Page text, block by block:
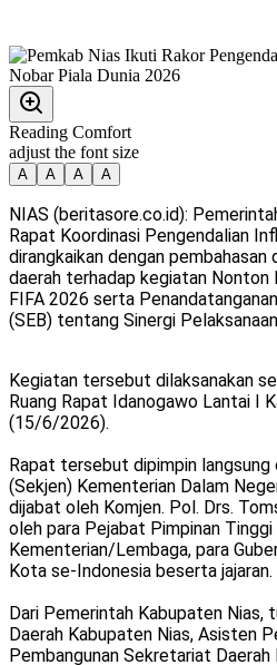
Reading Comfort
adjust the font size
A A A A
NIAS (beritasore.co.id):
Rapat Koordinasi Pengendalian
dirangkaikan dengan pembahasan
daerah terhadap kegiatan Nonton
FIFA 2026 serta
(SEB) tentang Sinergi
Kegiatan tersebut dilaksanakan
Ruang Rapat Idanogawo Lantai I
(15/6/2026).
Rapat tersebut dipimpin
(Sekjen) Kementerian Dalam
dijabat oleh Komjen. Pol. Drs.
oleh para Pejabat Pimpinan
Kementerian/Lembaga, para
Kota se-Indonesia beserta jajaran.
Dari Pemerintah Kabupaten Nias,
Daerah Kabupaten Nias, Asisten
Pembangunan Sekretariat